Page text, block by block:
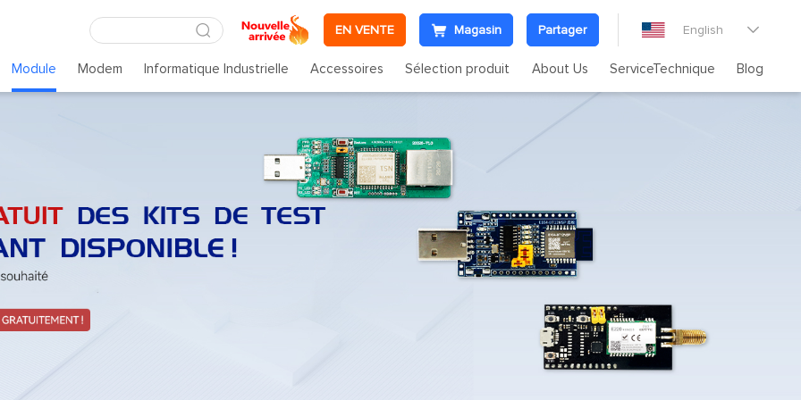
EN VENTE Magasin Partager English 
Module Modem Informatique Industrielle Accessoires Sélection produit About Us ServiceTechnique Blog